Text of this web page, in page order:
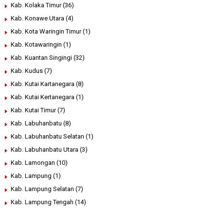
Kab. Kolaka Timur (36)
Kab. Konawe Utara (4)
Kab. Kota Waringin Timur (1)
Kab. Kotawaringin (1)
Kab. Kuantan Singingi (32)
Kab. Kudus (7)
Kab. Kutai Kartanegara (8)
Kab. Kutai Kertanegara (1)
Kab. Kutai Timur (7)
Kab. Labuhanbatu (8)
Kab. Labuhanbatu Selatan (1)
Kab. Labuhanbatu Utara (3)
Kab. Lamongan (10)
Kab. Lampung (1)
Kab. Lampung Selatan (7)
Kab. Lampung Tengah (14)